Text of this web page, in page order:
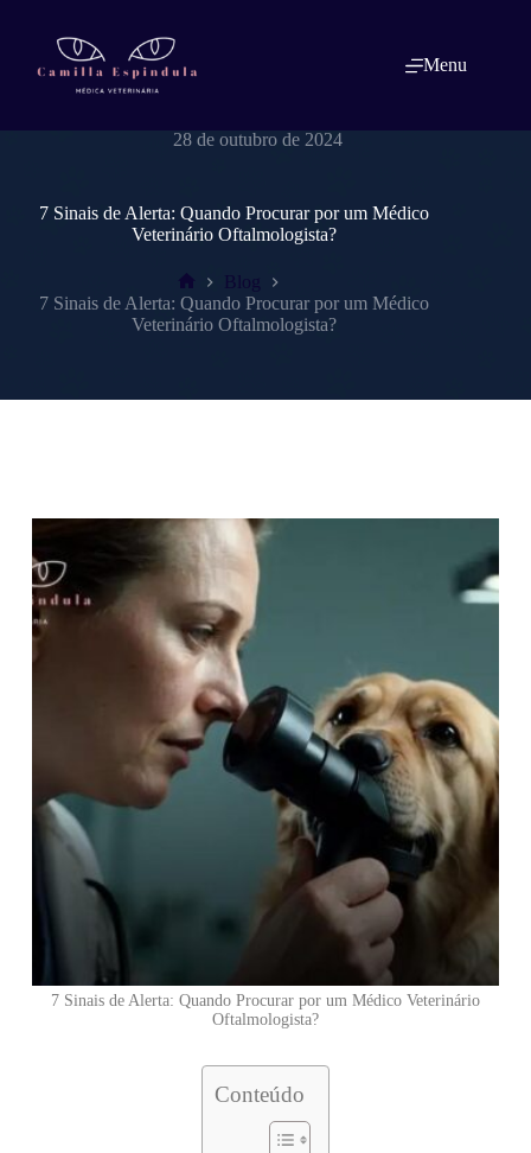
conteúdo
Menu
28 de outubro de 2024
7 Sinais de Alerta: Quando Procurar por um Médico
Veterinário Oftalmologista?
Home
Blog
7 Sinais de Alerta: Quando Procurar por um Médico
Veterinário Oftalmologista?
7 Sinais de Alerta: Quando Procurar por um Médico Veterinário
Oftalmologista?
Conteúdo